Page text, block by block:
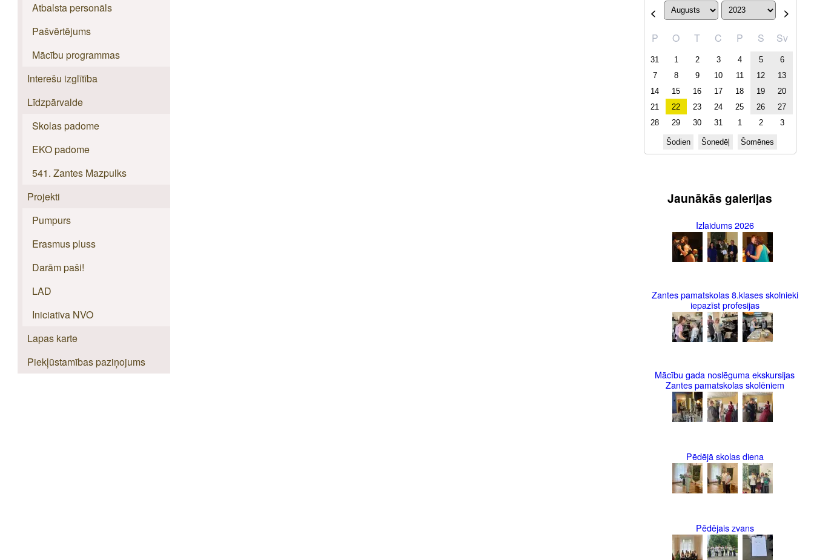
Atbalsta personāls
Pašvērtējums
Mācību programmas
Interešu izglītība
Līdzpārvalde
Skolas padome
EKO padome
541. Zantes Mazpulks
Projekti
Pumpurs
Erasmus pluss
Darām paši!
LAD
Iniciatīva NVO
Lapas karte
Piekļūstamības paziņojums
<
>
P
O T C P S Sv
31 1 2 3 4 5
6
7
8 9 10 11 12
13
14
15 16 17 18 19
20
21
22 23 24 25 26
27
28
29 30 31 1 2 3
Šodien Šonedēļ Šomēnes
Jaunākās galerijas
Izlaidums 2026
Zantes pamatskolas 8.klases skolnieki
iepazīst profesijas
Mācību gada noslēguma ekskursijas
Zantes pamatskolas skolēniem
Pēdējā skolas diena
Pēdējais zvans